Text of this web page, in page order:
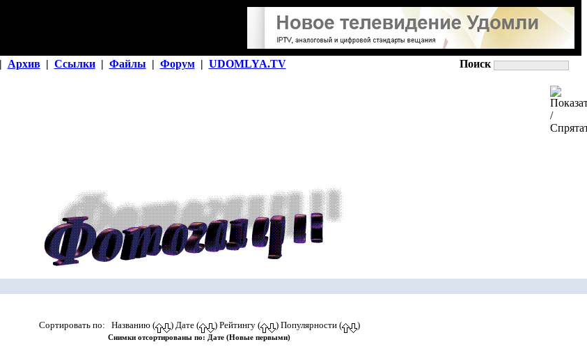
| Архив | Ссылки | Файлы | Форум | UDOMLYA.TV Поиск
Сортировать по: Названию ( ) Дате ( ) Рейтингу ( ) Популярности ( )
Снимки отсортированы по: Дате (Новые первыми)